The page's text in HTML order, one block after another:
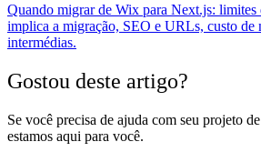
Quando migrar de Wix para Next.js: limites
implica a migração, SEO e URLs, custo de
intermédias.
Gostou deste artigo?
Se você precisa de ajuda com seu projeto
estamos aqui para você.